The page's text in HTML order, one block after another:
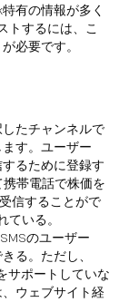
有の情報が多く
トするには、こ
必要です。
たチャンネルで
す。ユーザー
るために登録す
帯電話で株価を
信することがで
いる。
のユーザー
る。ただし、
サポートしていな
ウェブサイト経